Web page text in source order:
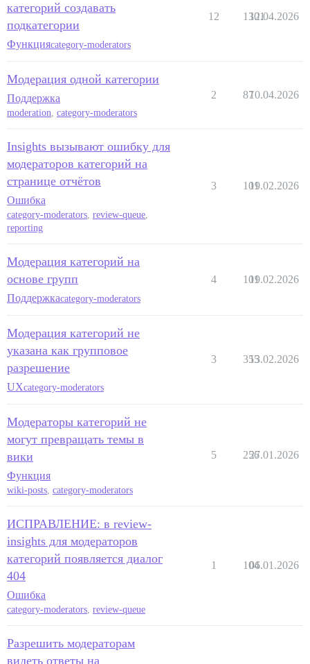
категорий создавать
подкатегории
Функцияcategory-moderators
12 1301
12.04.2026
Модерация одной категории
Поддержка
moderation, category-moderators
2 8710.04.2026
Insights вызывают ошибку для
модераторов категорий на
странице отчётов
Ошибка
category-moderators, review-queue,
reporting
3 101
19.02.2026
Модерация категорий на
основе групп
Поддержкаcategory-moderators
4 101
19.02.2026
Модерация категорий не
указана как групповое
разрешение
UXcategory-moderators
3 355
13.02.2026
Модераторы категорий не
могут превращать темы в
вики
Функция
wiki-posts, category-moderators
5 256
27.01.2026
ИСПРАВЛЕНИЕ: в review-
insights для модераторов
категорий появляется диалог
404
Ошибка
category-moderators, review-queue
1 104
06.01.2026
Разрешить модераторам
видеть ответы на